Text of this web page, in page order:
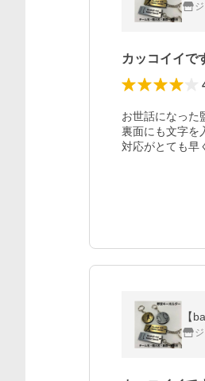
カッコイイで
お世話になった
裏面にも文字を
【